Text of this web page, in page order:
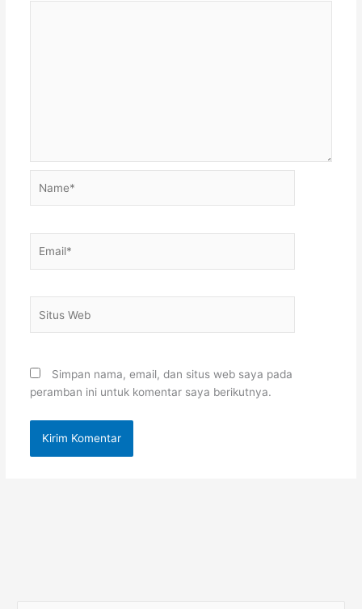
Web
Simpan nama, email, dan situs web saya pada
peramban ini untuk komentar saya berikutnya.